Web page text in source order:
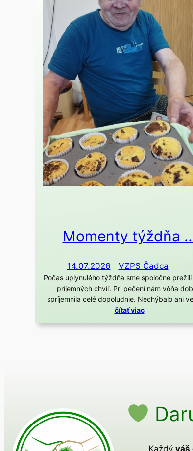
Momenty týždňa
14.07.2026 VZPS Čadca
Počas uplynulého týždňa sme spoločne prežili
príjemných chvíľ. Pri pečení nám vôňa
spríjemnila celé dopoludnie. Nechýbalo ani
čítať viac
Každý váš